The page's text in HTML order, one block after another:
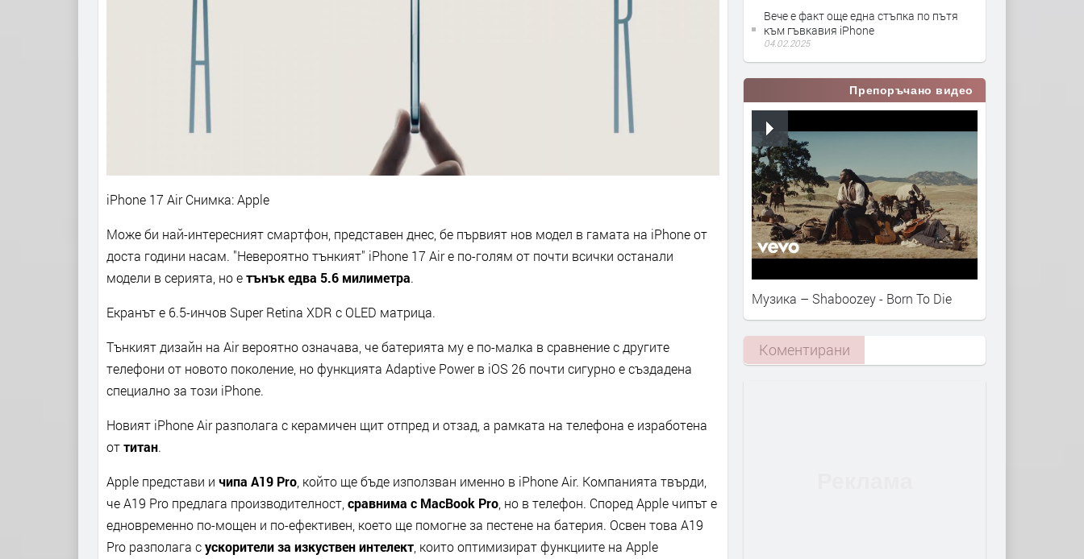
iPhone 17 Air Снимка: Apple
Може би най-интересният смартфон, представен днес, бе първият нов модел в гамата на iPhone от
доста години насам. "Невероятно тънкият" iPhone 17 Air е по-голям от почти всички останали
модели в серията, но етънък едва 5.6 милиметра.
Екранът е 6.5-инчов Super Retina XDR с OLED матрица.
Тънкият дизайн на Air вероятно означава, че батерията му е по-малка в сравнение с другите
телефони от новото поколение, но функцията Adaptive Power в iOS 26 почти сигурно е създадена
специално за този iPhone.
Новият iPhone Air разполага с керамичен щит отпред и отзад, а рамката на телефона е изработена
оттитан.
Apple представи и чипа A19 Pro, който ще бъде използван именно в iPhone Air. Компанията твърди,
че A19 Pro предлага производителност,сравнима с MacBook Pro, но в телефон. Според Apple чипът е
едновременно по-мощен и по-ефективен, което ще помогне за пестене на батерия. Освен това A19
Pro разполага сускорители за изкуствен интелект, които оптимизират функциите на Apple
Вече е факт още една стъпка по пътя
към гъвкавия iPhone
04.02.2025
Препоръчано видео
Музика – Shaboozey - Born To Die
Коментирани